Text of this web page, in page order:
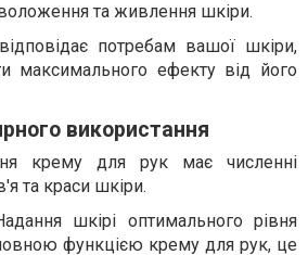
та живлення шкіри.
потребам вашої шкіри,
максимального ефекту від його
використання
крему для рук має численні
та краси шкіри.
шкірі оптимального рівня
функцією крему для рук, це